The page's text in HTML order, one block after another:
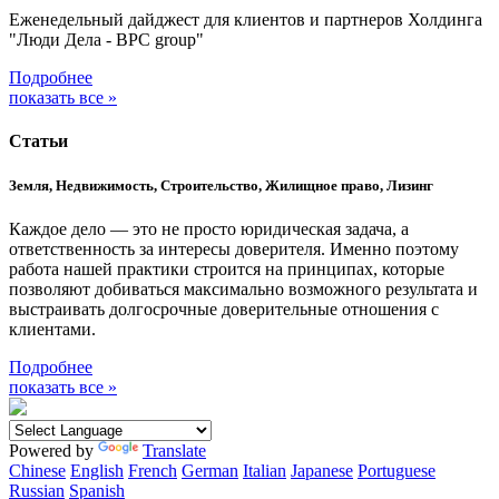
Еженедельный дайджест для клиентов и партнеров Холдинга
"Люди Дела - BPC group"
Подробнее
показать все »
Статьи
Земля, Недвижимость, Строительство, Жилищное право, Лизинг
Каждое дело — это не просто юридическая задача, а
ответственность за интересы доверителя. Именно поэтому
работа нашей практики строится на принципах, которые
позволяют добиваться максимально возможного результата и
выстраивать долгосрочные доверительные отношения с
клиентами.
Подробнее
показать все »
Powered by
Translate
Chinese English French German Italian Japanese Portuguese
Russian Spanish